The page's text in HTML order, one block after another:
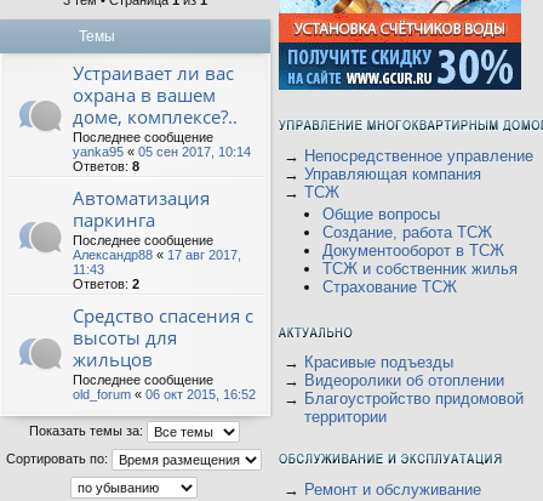
Темы
Устраивает ли вас
охрана в вашем
доме, комплексе?..
Последнее сообщение
yanka95 « 05 сен 2017, 10:14
Ответов: 8
Автоматизация
паркинга
Последнее сообщение
Александр88 « 17 авг 2017,
11:43
Ответов: 2
Средство спасения с
высоты для
жильцов
Последнее сообщение
old_forum « 06 окт 2015, 16:52
Показать темы за:
Сортировать по:
→ Непосредственное управление
→ Управляющая компания
→ ТСЖ
Общие вопросы
Создание, работа ТСЖ
Документооборот в ТСЖ
ТСЖ и собственник жилья
Страхование ТСЖ
→ Красивые подъезды
→ Видеоролики об отоплении
→ Благоустройство придомовой
территории
→ Ремонт и обслуживание